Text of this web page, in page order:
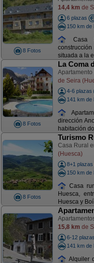
8 Fotos
14,4 km de
6 plazas
150 km de
Casa
situada a la
8 Fotos
La Coma
Apartamento
de Seira
4-6 plazas
141 km de
dirección
habitación
8 Fotos
Turismo
Casa Rural
(Huesca)
8+1 plazas
150 km de
Casa
Huesca,
Huesca y
15,8 km de
6-12 plazas
141 km de
Alquiler